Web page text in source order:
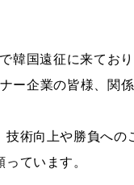
韓国遠征に来ており
ー企業の皆様、関
術向上や勝負へ
ています。